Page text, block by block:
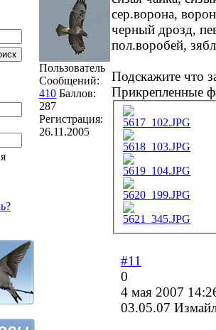
Пользователь
Сообщений:
410 Баллов:
287
Регистрация:
26.11.2005
сер.ворона,
черный дрозд,
пол.воробей,
Подскажите что
Прикрепленные
5617_102.JPG
5618_103.JPG
5619_104.JPG
5620_199.JPG
5621_345.JPG
#11
0
4 мая 2007
03.05.07